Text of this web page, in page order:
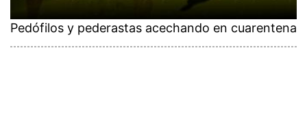
Pedófilos y pederastas acechando en cuarentena